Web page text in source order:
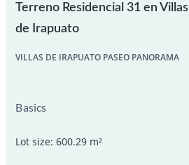
Terreno Residencial 31 en Villas
de Irapuato
VILLAS DE IRAPUATO PASEO PANORAMA
Basics
Lot size: 600.29 m²